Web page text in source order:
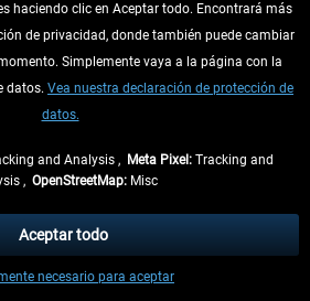
si no se describe lo contrario
de Alemania. Los plazos de envío para los
consultar en lainformación de envío
haciendo clic en Aceptar todo. Encontrará más
de privacidad, donde también puede cambiar
Simplemente vaya a la página con la
datos. Vea nuestra declaración de protección de
datos.
and Analysis , Meta Pixel: Tracking and
, OpenStreetMap:Misc
necesario para aceptar
Aceptar todo